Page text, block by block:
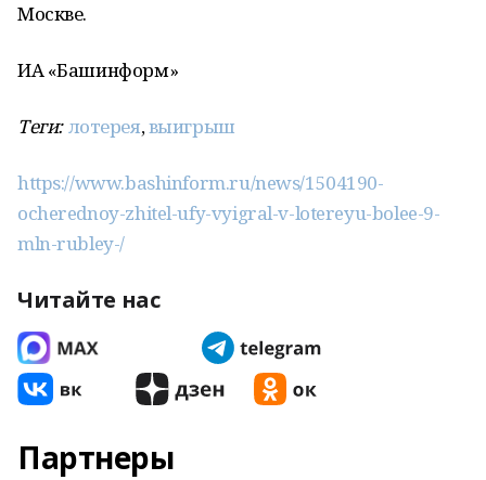
Москве.
ИА «Башинформ»
Теги: лотерея,выигрыш
https://www.bashinform.ru/news/1504190-
ocherednoy-zhitel-ufy-vyigral-v-lotereyu-bolee-9-
mln-rubley-/
Читайте нас
Партнеры